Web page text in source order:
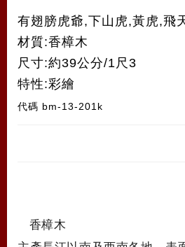
有翅膀虎爺,下山虎,黃虎,飛
材質:香樟木
尺寸:約39公分/1尺3
特性:彩繪
代碼 bm-13-201k
香樟木